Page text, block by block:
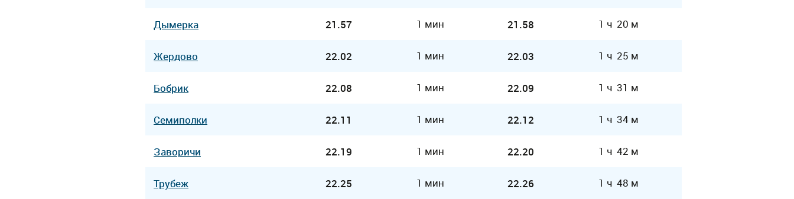
Дымерка 21.57 1 мин 21.58 1 ч 20 м
Жердово 22.02 1 мин 22.03 1 ч 25 м
Бобрик 22.08 1 мин 22.09 1 ч 31 м
Семиполки 22.11 1 мин 22.12 1 ч 34 м
Заворичи 22.19 1 мин 22.20 1 ч 42 м
Трубеж 22.25 1 мин 22.26 1 ч 48 м